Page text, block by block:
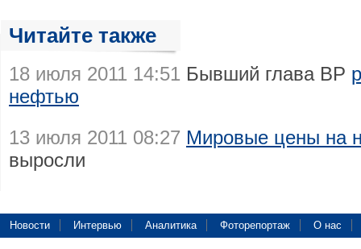
Читайте также
18 июля 2011 14:51 Бывший глава BP
нефтью
13 июля 2011 08:27 Мировые цены на
выросли
Новости Интервью Аналитика Фоторепортаж О нас